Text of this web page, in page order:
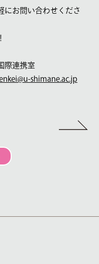
にお問い合わせくださ
際連携室
shimane.ac.jp